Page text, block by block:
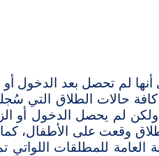
لم تحصل بعد الدخول أو
حالات الطلاق التي
ولكن لم يحصل الدخول أو
وقعت على الأطفال،
العامة للمطلقات اللواتي